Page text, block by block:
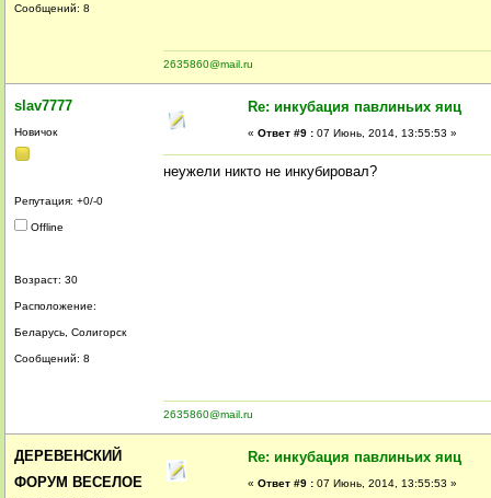
Сообщений: 8
2635860@mail.ru
slav7777
Новичок
Репутация: +0/-0
Offline
Возраст: 30
Расположение:
Беларусь, Солигорск
Сообщений: 8
Re: инкубация павлиньих яиц
« Ответ #9 : 07 Июнь, 2014, 13:55:53 »
неужели никто не инкубировал?
2635860@mail.ru
ДЕРЕВЕНСКИЙ
ФОРУМ ВЕСЕЛОЕ
Re: инкубация павлиньих яиц
« Ответ #9 : 07 Июнь, 2014, 13:55:53 »